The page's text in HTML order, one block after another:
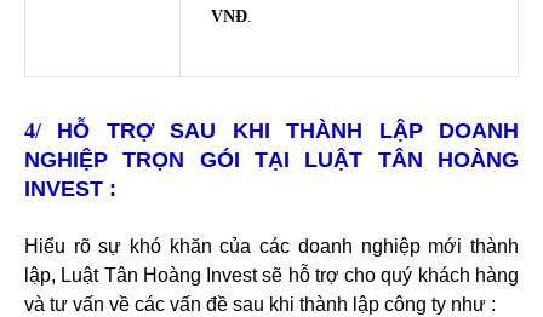
VNĐ.
4/ HỖ TRỢ SAU KHI THÀNH LẬP DOANH
NGHIỆP TRỌN GÓI TẠI LUẬT TÂN HOÀNG
INVEST :
Hiểu rõ sự khó khăn của các doanh nghiệp mới thành
lập, Luật Tân Hoàng Invest sẽ hỗ trợ cho quý khách hàng
và tư vấn về các vấn đề sau khi thành lập công ty như :